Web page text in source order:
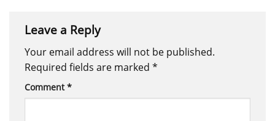
Leave a Reply
Your email address will not be published.
Required fields are marked *
Comment*